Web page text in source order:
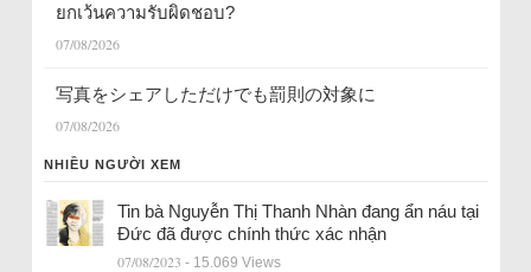
ยกเว้นความรับผิดชอบ?
07/08/2026
写真をシェアしただけでも罰則の対象に
07/08/2026
NHIỀU NGƯỜI XEM
Tin bà Nguyễn Thị Thanh Nhàn đang ẩn náu tại
Đức đã được chính thức xác nhận
07/08/2023 - 15.069 Views